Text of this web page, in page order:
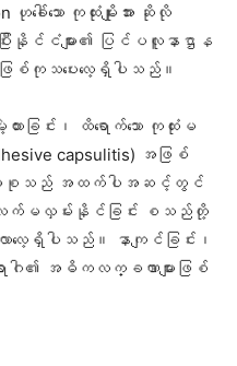
ေါ်သော ကုထုံးမျိုးအား ဆိုလို
းနိုင်ငံများ၏ ပြင်ပလူနာဌာန
ဖြစ်ကုသပေးလေ့ရှိပါသည်။
ြင်း၊ ထိရောက်သော ကုထုံးမ
capsulitis) အဖြစ်
ျားစုသည် အထက်ပါအဆင့်တွင်
ာသို့ လက်မလှမ်းနိုင်ခြင်း စသည်တို့
လေ့ရှိပါသည်။ နာကျင်ခြင်း၊
ါ၏ အဓိကလက္ခဏာများဖြစ်